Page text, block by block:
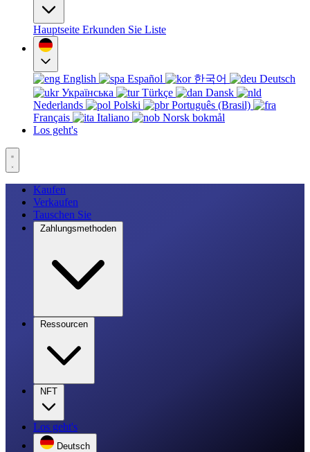
Hauptseite Erkunden Sie Liste
English Español 한국어
Deutsch
Українська
Türkçe
Dansk
Nederlands
Polski
Português (Brasil)
Français
Italiano
Norsk bokmål
Los geht's
Kaufen
Verkaufen
Tauschen Sie
Zahlungsmethoden
Ressourcen
NFT
Los geht's
Deutsch